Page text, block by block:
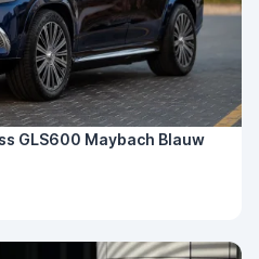
GLS600 Maybach Blauw